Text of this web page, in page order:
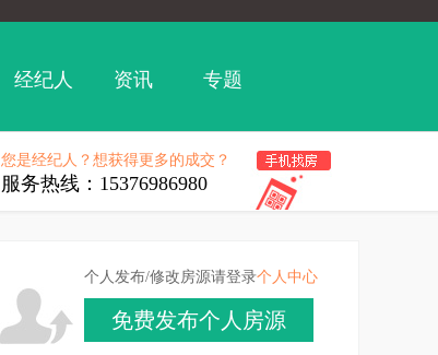
经纪人 资讯 专题
您是经纪人？想获得更多的成交？
服务热线：15376986980
个人发布/修改房源请登录个人中心
免费发布个人房源